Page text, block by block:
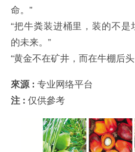
命。”
“把牛粪装进桶里，装的不是
的未来。”
“黄金不在矿井，而在牛棚后头
來源 : 专业网络平台
注 : 仅供參考